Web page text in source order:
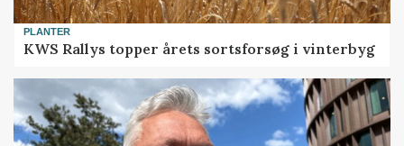
PLANTER
KWS Rallys topper årets sortsforsøg i vinterbyg